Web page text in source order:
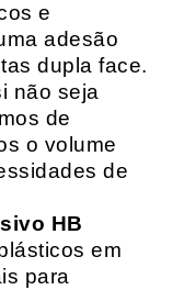
e
adesão
dupla face.
não seja
de
o volume
de
HB
em
para